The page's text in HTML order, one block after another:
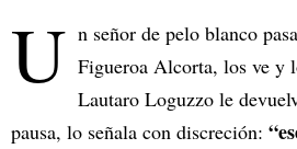
U n señor de pelo blanco
Figueroa Alcorta, los ve y
Lautaro Loguzzo le
pausa, lo señala con discreción: